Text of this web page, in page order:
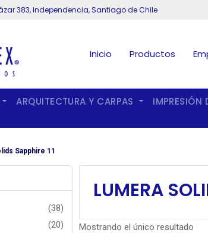
383, Independencia, Santiago de Chile
Inicio Productos
ARQUITECTURA Y CARPAS IMPRESIÓN
Sapphire 11
(38)
(20)
LUMERA
Mostrando el único resultado